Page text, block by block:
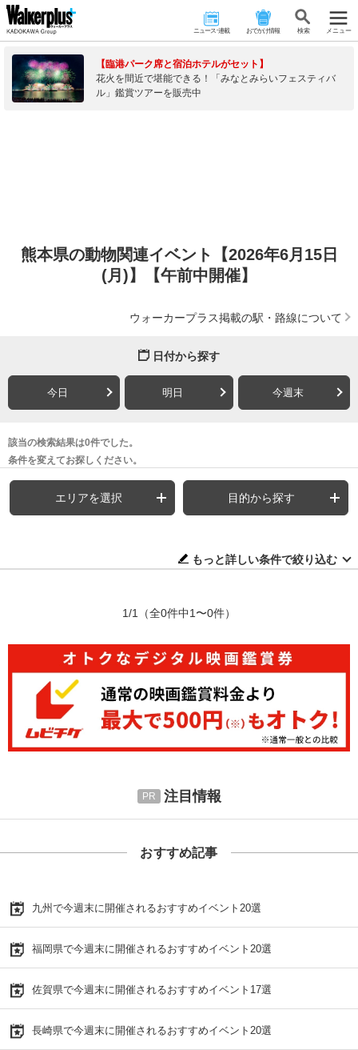
ニュース･連載 おでかけ情報 検 索 メニュー
【臨港パーク席と宿泊ホテルがセット】
花火を間近で堪能できる！「みなとみらいフェスティバ
ル」鑑賞ツアーを販売中
熊本県の動物関連イベント【2026年6月15日
(月)】【午前中開催】
ウォーカープラス掲載の駅・路線について
日付から探す
今日 明日 今週末
該当の検索結果は0件でした。
条件を変えてお探しください。
エリアを選択 目的から探す
もっと詳しい条件で絞り込む
1/1 （全0件中1〜0件）
注目情報
おすすめ記事
九州で今週末に開催されるおすすめイベント20選
福岡県で今週末に開催されるおすすめイベント20選
佐賀県で今週末に開催されるおすすめイベント17選
長崎県で今週末に開催されるおすすめイベント20選